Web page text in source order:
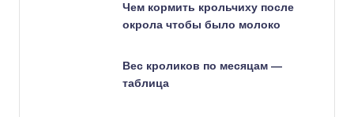
Чем кормить крольчиху после
окрола чтобы было молоко
Вес кроликов по месяцам —
таблица